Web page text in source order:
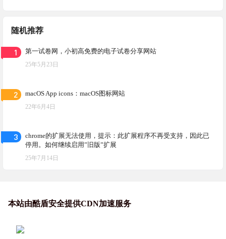
随机推荐
1 第一试卷网，小初高免费的电子试卷分享网站
25年5月23日
2 macOS App icons：macOS图标网站
22年6月4日
3
chrome的扩展无法使用，提示：此扩展程序不再受支持，因此已
停用。如何继续启用”旧版”扩展
25年7月14日
本站由酷盾安全提供CDN加速服务